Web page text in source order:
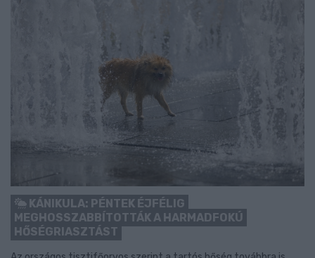
KÁNIKULA: PÉNTEK ÉJFÉLIG
MEGHOSSZABBÍTOTTÁK A HARMADFOKÚ
HŐSÉGRIASZTÁST